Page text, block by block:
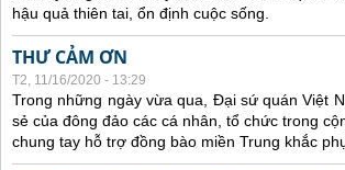
hậu quả thiên tai, ổn định cuộc sống.
THƯ CẢM ƠN
T2, 11/16/2020 - 13:29
Trong những ngày vừa qua, Đại sứ quán Việt
sẻ của đông đảo các cá nhân, tổ chức trong
chung tay hỗ trợ đồng bào miền Trung khắc